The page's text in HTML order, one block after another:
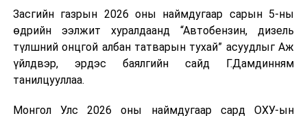
Засгийн газрын 2026 оны наймдугаар сарын 5-ны
өдрийн ээлжит хуралдаанд “Автобензин, дизель
түлшний онцгой албан татварын тухай” асуудлыг Аж
үйлдвэр, эрдэс баялгийн сайд Г.Дамдинням
танилцууллаа.
Монгол Улс 2026 оны наймдугаар сард ОХУ-ын